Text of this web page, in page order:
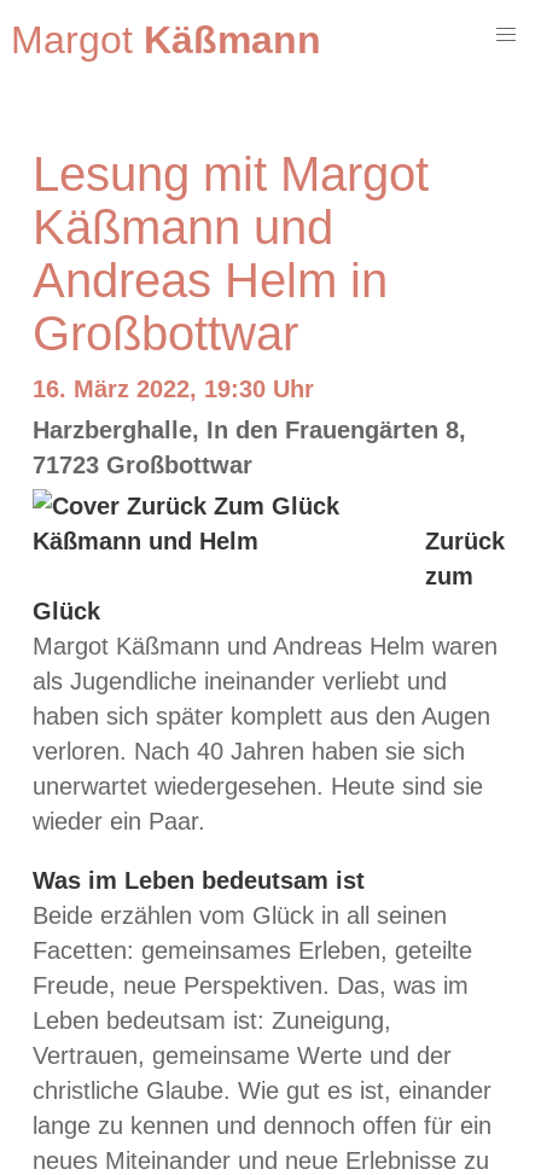
Margot Käßmann
Lesung mit Margot
Käßmann und
Andreas Helm in
Großbottwar
16. März 2022, 19:30 Uhr
Harzberghalle, In den Frauengärten 8,
71723 Großbottwar
Zurück
zum
Glück
Margot Käßmann und Andreas Helm waren
als Jugendliche ineinander verliebt und
haben sich später komplett aus den Augen
verloren. Nach 40 Jahren haben sie sich
unerwartet wiedergesehen. Heute sind sie
wieder ein Paar.
Was im Leben bedeutsam ist
Beide erzählen vom Glück in all seinen
Facetten: gemeinsames Erleben, geteilte
Freude, neue Perspektiven. Das, was im
Leben bedeutsam ist: Zuneigung,
Vertrauen, gemeinsame Werte und der
christliche Glaube. Wie gut es ist, einander
lange zu kennen und dennoch offen für ein
neues Miteinander und neue Erlebnisse zu